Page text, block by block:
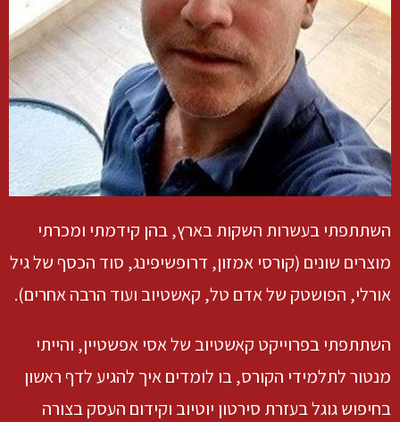
השתתפתי בעשרות השקות בארץ, בהן קידמתי ומכרתי
מוצרים שונים (קורסי אמזון, דרופשיפינג, סוד הכסף של גיל
אורלי, הפושטק של אדם טל, קאשטיוב ועוד הרבה אחרים).
השתתפתי בפרוייקט קאשטיוב של אסי אפשטיין, והייתי
מנטור לתלמידי הקורס, בו לומדים איך להגיע לדף ראשון
בחיפוש גוגל בעזרת סירטון יוטיוב וקידום העסק בצורה